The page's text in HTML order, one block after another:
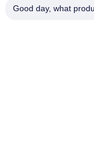
Dapat Dicetak
Good day, what